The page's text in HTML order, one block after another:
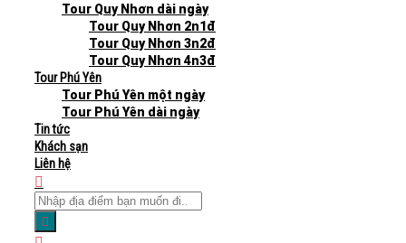
Tour Quy Nhơn dài ngày
Tour Quy Nhơn 2n1đ
Tour Quy Nhơn 3n2đ
Tour Quy Nhơn 4n3đ
Tour Phú Yên
Tour Phú Yên một ngày
Tour Phú Yên dài ngày
Tin tức
Khách sạn
Liên hệ